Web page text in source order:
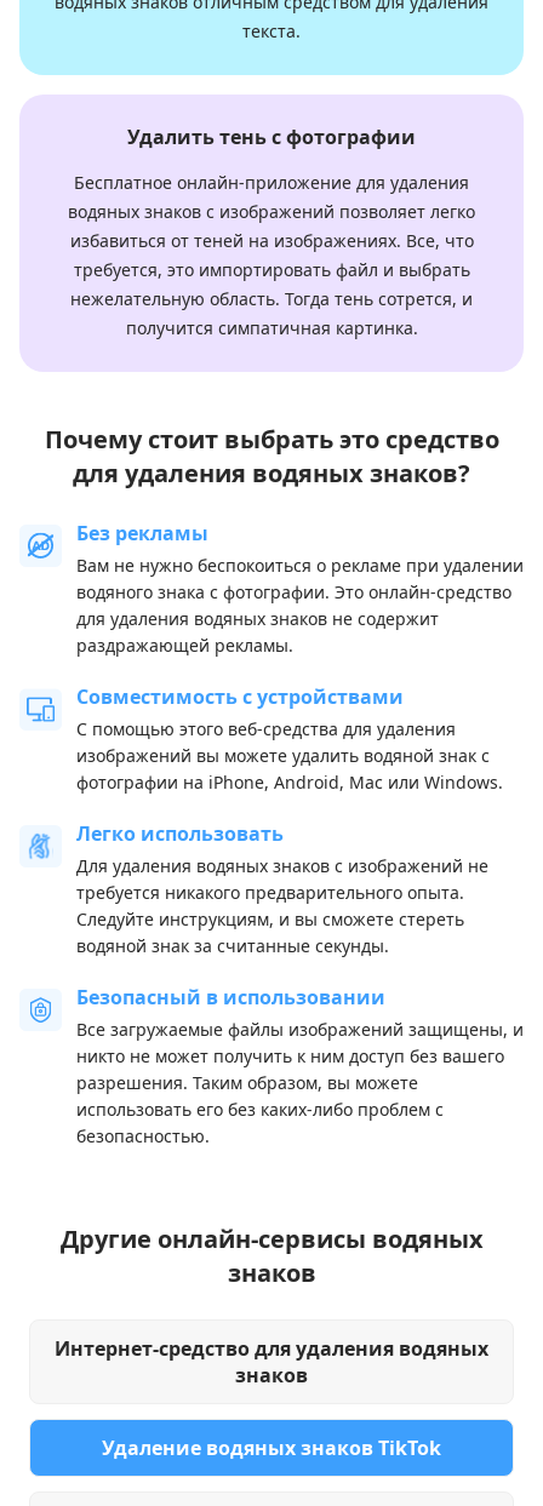
текста.
Удалить тень с фотографии
Бесплатное онлайн-приложение для удаления
водяных знаков с изображений позволяет легко
избавиться от теней на изображениях. Все, что
требуется, это импортировать файл и выбрать
нежелательную область. Тогда тень сотрется, и
получится симпатичная картинка.
Почему стоит выбрать это средство
для удаления водяных знаков?
Без рекламы
Вам не нужно беспокоиться о рекламе при удалении
водяного знака с фотографии. Это онлайн-средство
для удаления водяных знаков не содержит
раздражающей рекламы.
Совместимость с устройствами
С помощью этого веб-средства для удаления
изображений вы можете удалить водяной знак с
фотографии на iPhone, Android, Mac или Windows.
Легко использовать
Для удаления водяных знаков с изображений не
требуется никакого предварительного опыта.
Следуйте инструкциям, и вы сможете стереть
водяной знак за считанные секунды.
Безопасный в использовании
Все загружаемые файлы изображений защищены, и
никто не может получить к ним доступ без вашего
разрешения. Таким образом, вы можете
использовать его без каких-либо проблем с
безопасностью.
Другие онлайн-сервисы водяных
знаков
Интернет-средство для удаления водяных
знаков
Удаление водяных знаков TikTok